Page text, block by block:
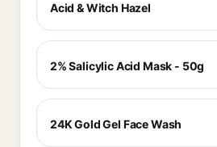
Acid & Witch Hazel
2% Salicylic Acid Mask - 50g
24K Gold Gel Face Wash